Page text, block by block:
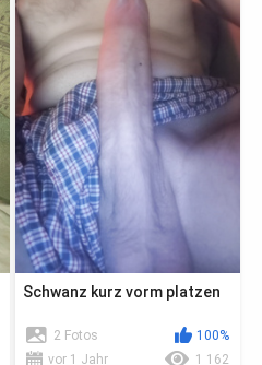
Schwanz kurz vorm platzen
2 Fotos
100%
vor 1 Jahr
1 162